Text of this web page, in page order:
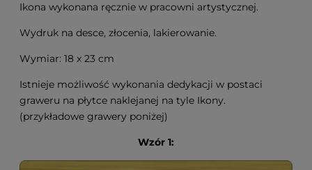
Ikona wykonana ręcznie w pracowni artystycznej.
Wydruk na desce, złocenia, lakierowanie.
Wymiar: 18 x 23 cm
Istnieje możliwość wykonania dedykacji w postaci
graweru na płytce naklejanej na tyle Ikony.
(przykładowe grawery poniżej)
Wzór 1: